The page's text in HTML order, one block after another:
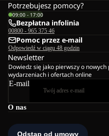
O nas
Potrzebujesz pomocy?
09:00 - 17:00
Bezpłatna infolinia
00800 - 965 375 46
Pomoc przez e-mail
Odpowiedź w ciągu 48 godzin
Newsletter
Dowiedz się jako pierwszy o
wydarzeniach i ofertach online
E-mail